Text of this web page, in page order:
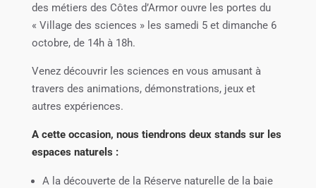
des métiers des Côtes d’Armor ouvre les portes du
« Village des sciences » les samedi 5 et dimanche 6
octobre, de 14h à 18h.
Venez découvrir les sciences en vous amusant à
travers des animations, démonstrations, jeux et
autres expériences.
A cette occasion, nous tiendrons deux stands sur les
espaces naturels :
A la découverte de la Réserve naturelle de la baie